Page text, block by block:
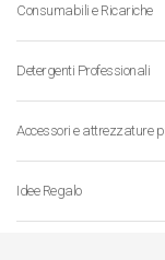
Consumabili e Ricariche
Detergenti Professionali
Accessori e attrezzature
Idee Regalo